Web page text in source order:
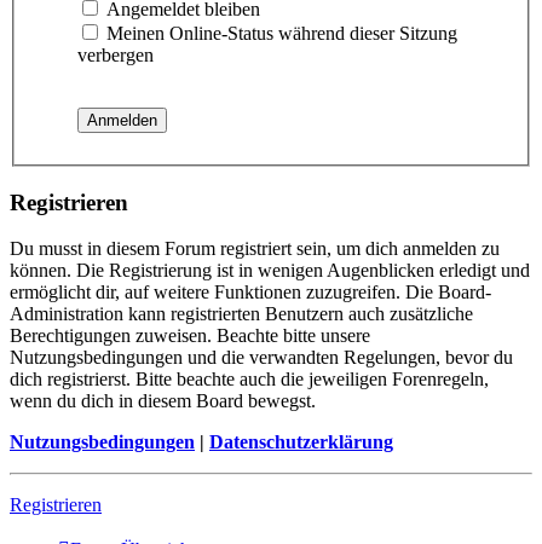
Angemeldet bleiben
Meinen Online-Status während dieser Sitzung
verbergen
Registrieren
Du musst in diesem Forum registriert sein, um dich anmelden zu
können. Die Registrierung ist in wenigen Augenblicken erledigt und
ermöglicht dir, auf weitere Funktionen zuzugreifen. Die Board-
Administration kann registrierten Benutzern auch zusätzliche
Berechtigungen zuweisen. Beachte bitte unsere
Nutzungsbedingungen und die verwandten Regelungen, bevor du
dich registrierst. Bitte beachte auch die jeweiligen Forenregeln,
wenn du dich in diesem Board bewegst.
Nutzungsbedingungen | Datenschutzerklärung
Registrieren